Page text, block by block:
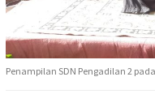
Penampilan SDN Pengadilan 2